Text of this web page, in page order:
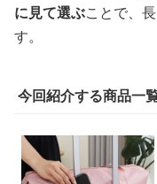
に見て選ぶことで、
す。
今回紹介する商品一